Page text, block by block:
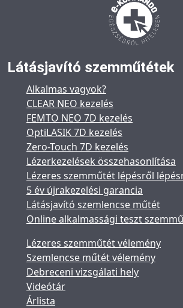
Látásjavító szemműtétek
Alkalmas vagyok?
CLEAR NEO kezelés
FEMTO NEO 7D kezelés
OptiLASIK 7D kezelés
Zero-Touch 7D kezelés
Lézerkezelések összehasonlítása
Lézeres szemműtét lépésről
5 év újrakezelési garancia
Látásjavító szemlencse műtét
Online alkalmassági teszt
Lézeres szemműtét vélemény
Szemlencse műtét vélemény
Debreceni vizsgálati hely
Videótár
Árlista